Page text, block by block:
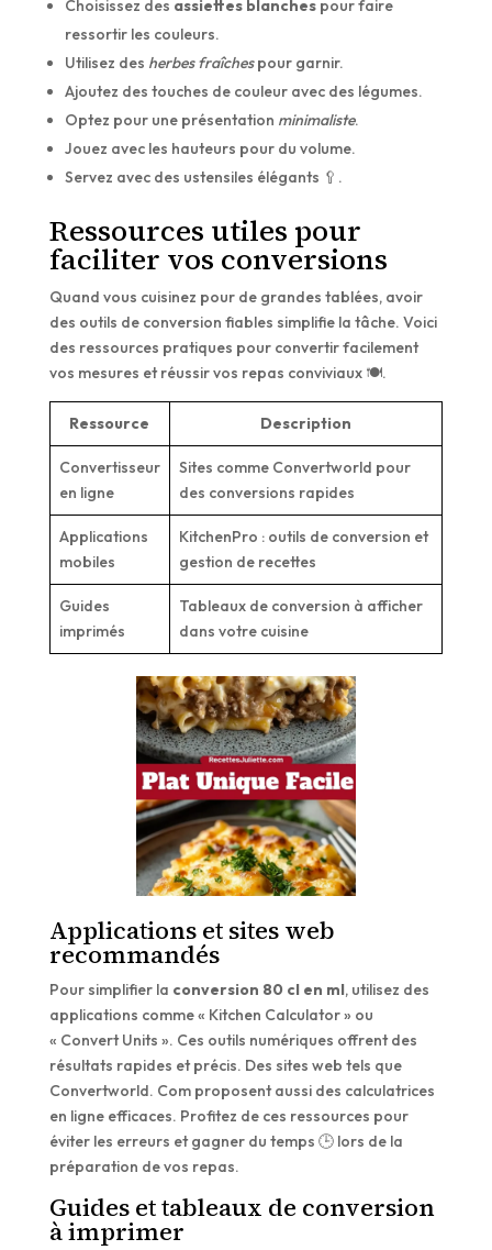
Choisissez des assiettes blanchespour faire
ressortir les couleurs.
Utilisez des herbes fraîchespour garnir.
Ajoutez des touches de couleur avec des légumes.
Optez pour une présentation minimaliste.
Jouez avec les hauteurs pour du volume.
Servez avec des ustensiles élégants 🥄.
Ressources utiles pour
faciliter vos conversions
Quand vous cuisinez pour de grandes tablées, avoir
des outils de conversion fiables simplifie la tâche. Voici
des ressources pratiques pour convertir facilement
vos mesures et réussir vos repas conviviaux 🍽️.
Ressource Description
Convertisseur
en ligne
Sites comme Convertworld pour
des conversions rapides
Applications
mobiles
KitchenPro : outils de conversion et
gestion de recettes
Guides
imprimés
Tableaux de conversion à afficher
dans votre cuisine
Applications et sites web
recommandés
Pour simplifier la conversion 80 cl en ml, utilisez des
applications comme « Kitchen Calculator » ou
« Convert Units ». Ces outils numériques offrent des
résultats rapides et précis. Des sites web tels que
Convertworld. Com proposent aussi des calculatrices
en ligne efficaces. Profitez de ces ressources pour
éviter les erreurs et gagner du temps 🕒 lors de la
préparation de vos repas.
Guides et tableaux de conversion
à imprimer